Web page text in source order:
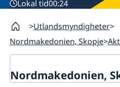
Lokal tid00:24
Utlandsmyndigheter
Nordmakedonien, Skopje
Nordmakedonien,